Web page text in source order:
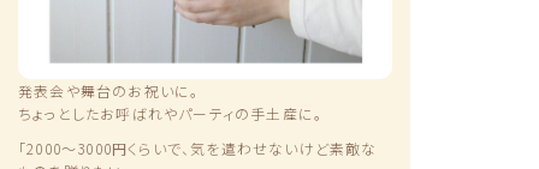
発表会や舞台のお祝いに。
ちょっとしたお呼ばれやパーティの手土産に。
「2000〜3000円くらいで、気を遣わせないけど素敵な